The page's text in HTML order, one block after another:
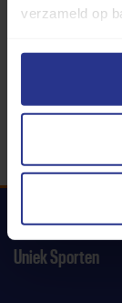
verzameld op
Uniek Sporten